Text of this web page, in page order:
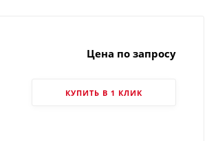
Цена по запросу
КУПИТЬ В 1 КЛИК